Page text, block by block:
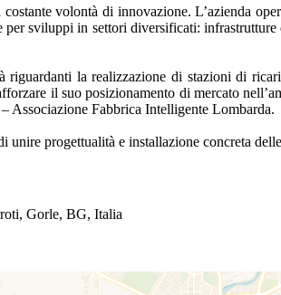
volontà di innovazione. L’azienda
per sviluppi in settori diversificati:
riguardanti la realizzazione di stazioni di
il suo posizionamento di mercato
Associazione Fabbrica Intelligente Lombarda.
progettualità e installazione concreta
Gorle, BG, Italia